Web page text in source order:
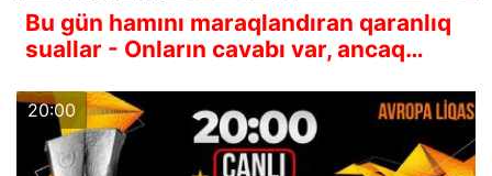
Bu gün hamını maraqlandıran qaranlıq
suallar - Onların cavabı var, ancaq…
20:00